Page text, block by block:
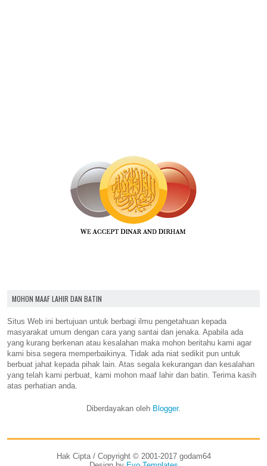
MOHON MAAF LAHIR DAN BATIN
Situs Web ini bertujuan untuk berbagi ilmu pengetahuan kepada
masyarakat umum dengan cara yang santai dan jenaka. Apabila ada
yang kurang berkenan atau kesalahan maka mohon beritahu kami agar
kami bisa segera memperbaikinya. Tidak ada niat sedikit pun untuk
berbuat jahat kepada pihak lain. Atas segala kekurangan dan kesalahan
yang telah kami perbuat, kami mohon maaf lahir dan batin. Terima kasih
atas perhatian anda.
Diberdayakan oleh Blogger.
Hak Cipta / Copyright © 2001-2017 godam64